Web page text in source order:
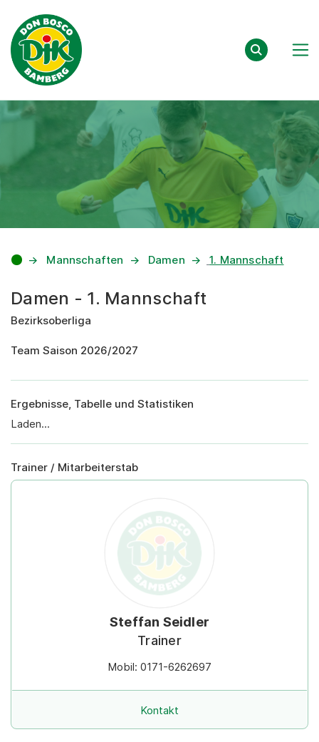
Zum Inhalt springen
Mannschaften Damen 1. Mannschaft
Damen - 1. Mannschaft
Bezirksoberliga
Team Saison 2026/2027
Ergebnisse, Tabelle und Statistiken
Laden...
Trainer / Mitarbeiterstab
Steffan Seidler
Trainer
Mobil: 0171-6262697
Kontakt